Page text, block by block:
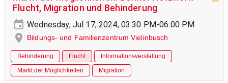
Flucht, Migration und Behinderung
Wednesday, Jul 17, 2024, 03:30 PM-06:00 PM
Bildungs- und Familienzentrum Vielinbusch
Behinderung Flucht
Informationsverstaltung
Markt der Möglichkeiten
Migration